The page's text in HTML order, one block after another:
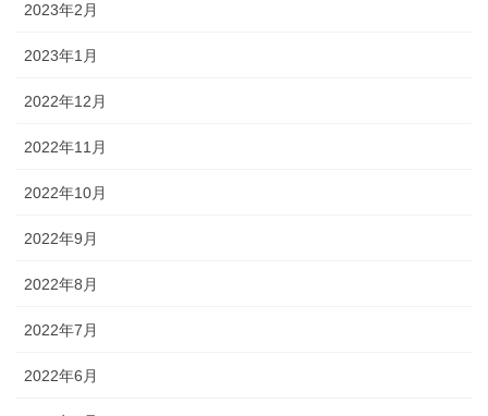
2023年2月
2023年1月
2022年12月
2022年11月
2022年10月
2022年9月
2022年8月
2022年7月
2022年6月